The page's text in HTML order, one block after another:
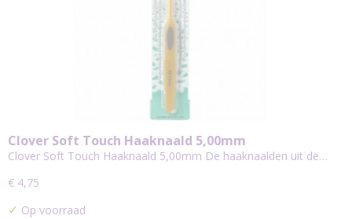
Clover Soft Touch Haaknaald 5,00mm
Clover Soft Touch Haaknaald 5,00mm De haaknaalden uit de…
€ 4,75
✓ Op voorraad